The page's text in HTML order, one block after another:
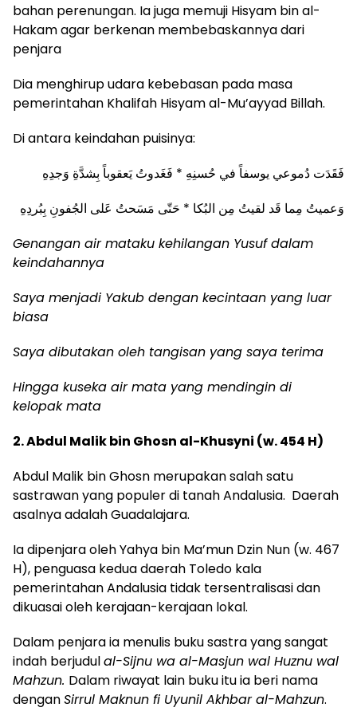
bahan perenungan. Ia juga memuji Hisyam bin al-
Hakam agar berkenan membebaskannya dari
penjara
Dia menghirup udara kebebasan pada masa
pemerintahan Khalifah Hisyam al-Mu’ayyad Billah.
Diantara keindahan puisinya:
فَقَدَت دُموعي يوسفاً في حُسنِهِ * فَغَدوتُ يَعقوباً بِشدَّةِ وَجدِهِ
وَعميتُ مِما قَد لقيتُ مِن البُكا * حَتّى مَسَحتُ عَلى الجُفونِ بِبُردِهِ
Genangan air mataku kehilangan Yusuf dalam
keindahannya
Saya menjadi Yakub dengan kecintaan yang luar
biasa
Saya dibutakan oleh tangisan yang saya terima
Hingga kuseka air mata yang mendingin di
kelopak mata
2.Abdul Malik bin Ghosn al-Khusyni (w. 454 H)
Abdul Malik bin Ghosn merupakan salah satu
sastrawan yang populer di tanah Andalusia. Daerah
asalnya adalah Guadalajara.
Ia dipenjara oleh Yahya bin Ma’mun Dzin Nun (w. 467
H), penguasa kedua daerah Toledo kala
pemerintahan Andalusia tidak tersentralisasi dan
dikuasai oleh kerajaan-kerajaan lokal.
Dalam penjara ia menulis buku sastra yang sangat
indah berjudulal-Sijnu wa al-Masjun wal Huznu wal
Mahzun. Dalam riwayat lain buku itu ia beri nama
denganSirrul Maknun fi Uyunil Akhbar al-Mahzun.